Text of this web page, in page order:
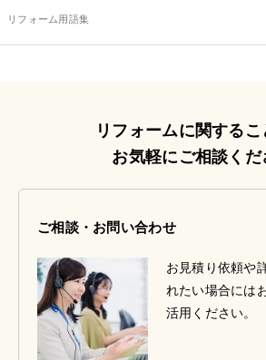
リフォーム用語集
リフォームに関するこ
お気軽にご相談くだ
ご相談・お問い合わせ
お見積り依頼や
れたい場合には
活用ください。